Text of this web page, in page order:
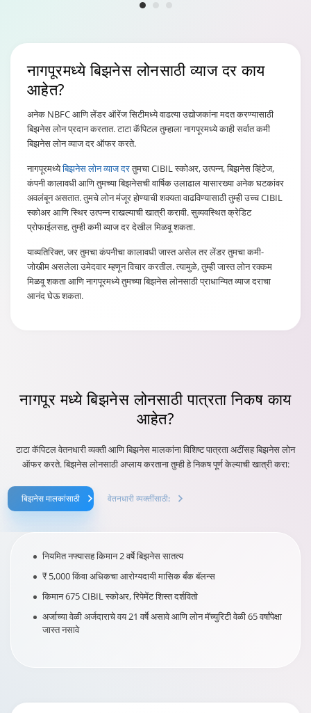
नागपूरमध्येबिझनेस लोनसाठी व्याज दर काय
आहेत?
अनेक NBFC आणि लेंडर ऑरेंज सिटीमध्ये वाढत्या उद्योजकांना मदत करण्यासाठी
बिझनेस लोन प्रदान करतात. टाटा कॅपिटल तुम्हाला नागपूरमध्ये काही सर्वात कमी
बिझनेस लोन व्याज दर ऑफर करते.
नागपूरमध्येबिझनेस लोन व्याज दरतुमचा CIBIL स्कोअर, उत्पन्न, बिझनेस व्हिंटेज,
कंपनी कालावधी आणि तुमच्या बिझनेसची वार्षिक उलाढाल यासारख्या अनेक घटकांवर
अवलंबून असतात. तुमचे लोन मंजूर होण्याची शक्यता वाढविण्यासाठी तुम्ही उच्च CIBIL
स्कोअर आणि स्थिर उत्पन्न राखल्याची खात्री करावी. सुव्यवस्थित क्रेडिट
प्रोफाईलसह, तुम्ही कमी व्याज दर देखील मिळवू शकता.
याव्यतिरिक्त, जर तुमचा कंपनीचा कालावधी जास्त असेल तर लेंडर तुमचा कमी-
जोखीम असलेला उमेदवार म्हणून विचार करतील. त्यामुळे, तुम्ही जास्त लोन रक्कम
मिळवू शकता आणि नागपूरमध्ये तुमच्या बिझनेस लोनसाठी प्राधान्यित व्याज दराचा
आनंद घेऊ शकता.
नागपूर मध्ये बिझनेस लोनसाठी पात्रता निकष काय
आहेत?
टाटा कॅपिटल वेतनधारी व्यक्ती आणि बिझनेस मालकांना विशिष्ट पात्रता अटींसह बिझनेस लोन
ऑफर करते. बिझनेस लोनसाठी अप्लाय करताना तुम्ही हे निकष पूर्ण केल्याची खात्री करा:
बिझनेस मालकांसाठी वेतनधारी व्यक्तींसाठी:
नियमित नफ्यासह किमान 2 वर्षे बिझनेस सातत्य
₹ 5,000 किंवा अधिकचा आरोग्यदायी मासिक बँक बॅलन्स
किमान 675 CIBIL स्कोअर, रिपेमेंट शिस्त दर्शवितो
अर्जाच्या वेळी अर्जदाराचे वय 21 वर्षे असावे आणि लोन मॅच्युरिटी वेळी 65 वर्षांपेक्षा
जास्त नसावे